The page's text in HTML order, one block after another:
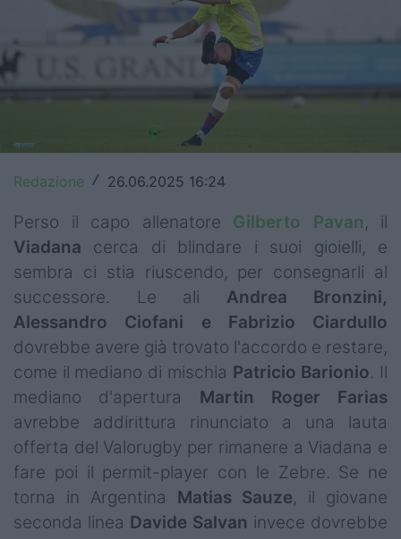
United Rugby Championship
Premiership
Rugby World Cup
Super Rugby
Rugby in TV
Mercato
Serie A Elite
Campionati
Serie A
Serie B
Redazione / 26.06.2025 16:24
Perso il capo allenatore Gilberto Pavan, il
Viadana cerca di blindare i suoi gioielli, e
sembra ci stia riuscendo, per consegnarli al
successore. Le ali Andrea Bronzini,
Alessandro Ciofani e Fabrizio Ciardullo
dovrebbe avere già trovato l'accordo e restare,
come il mediano di mischia Patricio Barionio. Il
mediano d'apertura Martin Roger Farias
avrebbe addirittura rinunciato a una lauta
offerta del Valorugby per rimanere a Viadana e
fare poi il permit-player con le Zebre. Se ne
torna in Argentina Matias Sauze, il giovane
seconda linea Davide Salvan invece dovrebbe